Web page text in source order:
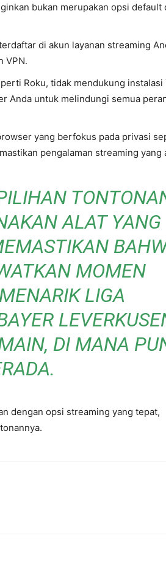
bukan merupakan opsi default
di akun layanan streaming
VPN.
Roku, tidak mendukung instalasi
Anda untuk melindungi semua
yang berfokus pada privasi
pengalaman streaming yang
ALAT YANG
MOMEN
LIGA
DI MANA
dengan opsi streaming yang tepat,